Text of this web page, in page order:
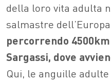
della loro vita adulta
salmastre
percorrendo
Sargassi, dove
Qui, le anguille